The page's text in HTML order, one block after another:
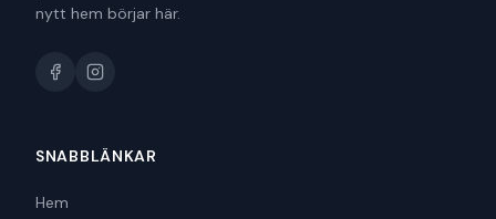
nytt hem börjar här.
SNABBLÄNKAR
Hem